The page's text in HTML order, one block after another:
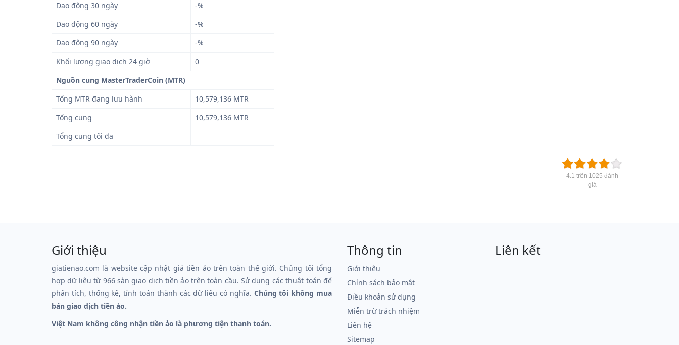
Dao động 30 ngày
-%
Dao động 60 ngày
-%
Dao động 90 ngày
-%
Khối lượng giao dịch 24 giờ
0
Nguồn cung MasterTraderCoin (MTR)
Tổng MTR đang lưu hành
10,579,136 MTR
Tổng cung
10,579,136 MTR
Tổng cung tối đa
4.1 trên 1025 đánh
giá
Giới thiệu
giatienao.com là website cập nhật giá tiền ảo trên toàn thế giới. Chúng tôi tổng
hợp dữ liệu từ 966 sàn giao dịch tiền ảo trên toàn cầu. Sử dụng các thuật toán để
phân tích, thống kê, tính toán thành các dữ liệu có nghĩa. Chúng tôi không mua
bán giao dịch tiền ảo.
Việt Nam không công nhận tiền ảo là phương tiện thanh toán.
Thông tin
Giới thiệu
Chính sách bảo mật
Điều khoản sử dụng
Miễn trừ trách nhiệm
Liên hệ
Sitemap
Liên kết